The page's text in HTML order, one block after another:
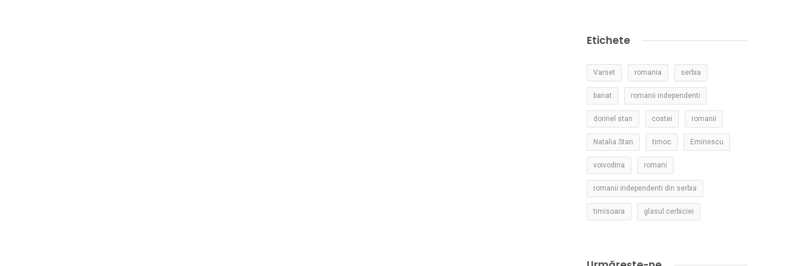
Etichete
Varset romania serbia
banat romanii independenti
dorinel stan costei romanii
Natalia Stan timoc Eminescu
voivodina romani
romanii independenti din serbia
timisoara glasul cerbiciei